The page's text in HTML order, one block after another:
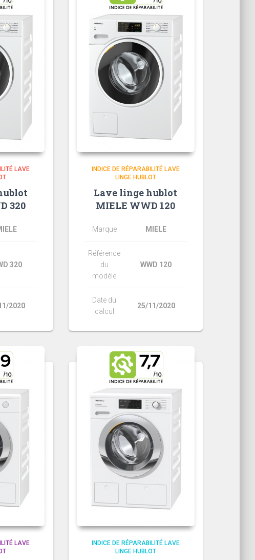
LAVE
320
320
2020
INDICE DE RÉPARABILITÉ LAVE
LINGE HUBLOT
Lave linge hublot
MIELE WWD 120
Marque MIELE
Référence
du
modèle
WWD 120
Date du
calcul
25/11/2020
LAVE
INDICE DE RÉPARABILITÉ LAVE
LINGE HUBLOT